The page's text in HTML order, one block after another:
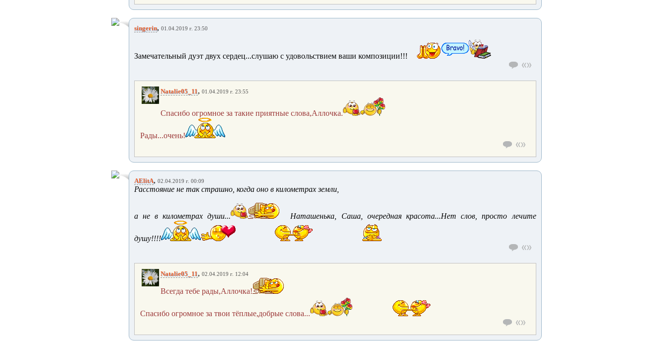
singerin, 01.04.2019 г. 23:50
Замечательный дуэт двух сердец...слушаю с удовольствием ваши композиции!!!
Natalie05_11, 01.04.2019 г. 23:55
Спасибо огромное за такие приятные слова,Аллочка.
Рады...очень!
AElitA, 02.04.2019 г. 00:09
Расстояние не так страшно, когда оно в километрах земли,
а не в километрах души... Наташенька, Саша, очередная красота...Нет слов, просто лечите
душу!!!!
Natalie05_11, 02.04.2019 г. 12:04
Всегда тебе рады,Аллочка!
Спасибо огромное за твои тёплые,добрые слова...